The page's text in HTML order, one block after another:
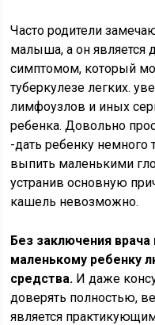
Часто родители
малыша, а он является
симптомом, который
туберкулезе легких.
лимфоузлов и иных
ребенка. Довольно
-дать ребенку
выпить маленькими
устранив основную
кашель невозможно.
Без заключения врача
маленькому ребенку
средства. И даже
доверять полностью,
является